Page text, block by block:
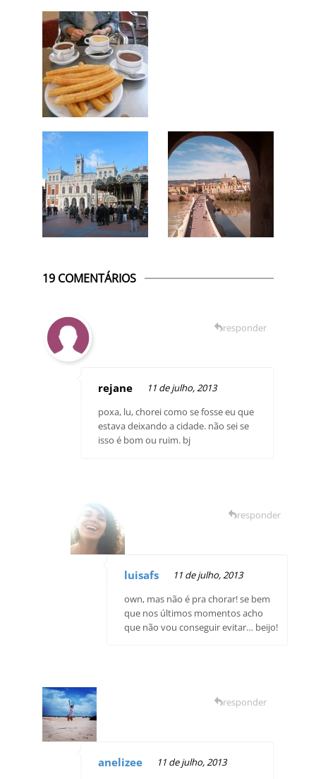
19 COMENTÁRIOS
rejane
11 de julho, 2013
poxa, lu, chorei como se fosse eu que
estava deixando a cidade. não sei se
isso é bom ou ruim. bj
responder
luisafs
11 de julho, 2013
own, mas não é pra chorar! se bem
que nos últimos momentos acho
que não vou conseguir evitar… beijo!
responder
anelizee
11 de julho, 2013
responder